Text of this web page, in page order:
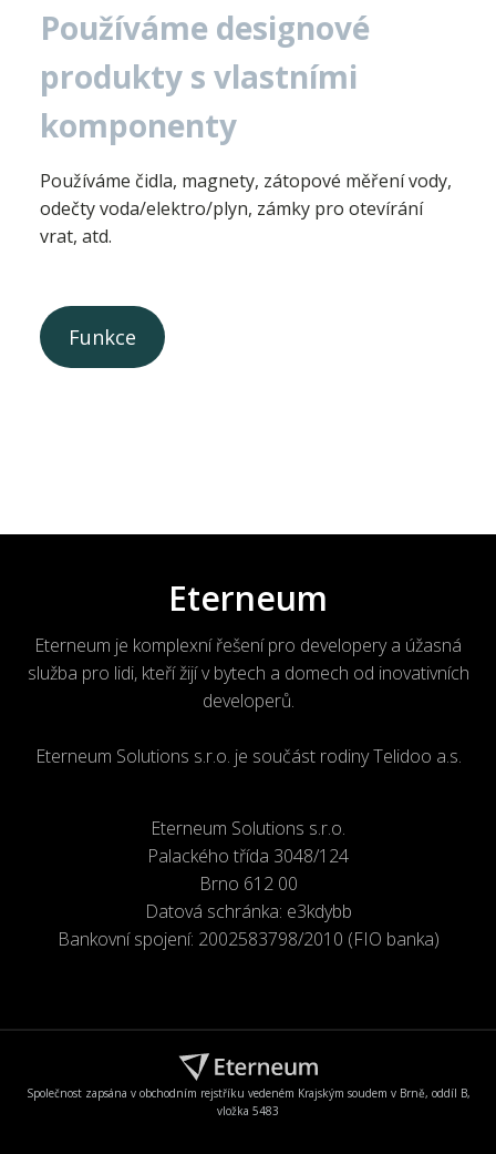
Používáme designové
produkty s vlastními
komponenty
Používáme čidla, magnety, zátopové měření vody,
odečty voda/elektro/plyn, zámky pro otevírání
vrat, atd.
Funkce
Eterneum
Eterneum je komplexní řešení pro developery a úžasná
služba pro lidi, kteří žijí v bytech a domech od inovativních
developerů.
Eterneum Solutions s.r.o. je součást rodiny Telidoo a.s.
Eterneum Solutions s.r.o.
Palackého třída 3048/124
Brno 612 00
Datová schránka: e3kdybb
Bankovní spojení: 2002583798/2010 (FIO banka)
Společnost zapsána v obchodním rejstříku vedeném Krajským soudem v Brně, oddíl B,
vložka 5483